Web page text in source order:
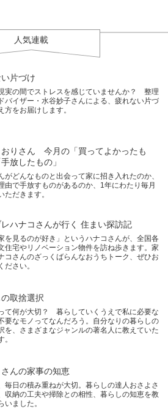
人気連載
片づけ
実の間でストレスを感じていませんか？ 整理
バイザー・水谷妙子さんによる、疲れない片づ
方をお届けします。
りさん 今月の「買ってよかったも
放したもの」
がどんなものと出会って家に招き入れたのか、
由で手放すものがあるのか、1年にわたり毎月
ただきます。
ハナコさんが行く 住まい探訪記
を見るのが好き」というハナコさんが、全国各
住宅やリノベーション物件を訪ね歩きます。家
コさんのざっくばらんなおうちトーク、ぜひお
ださい。
取捨選択
て何が大切？ 暮らしていくうえで私に必要な
要なモノってなんだろう。自分なりの暮らしの
を、さまざまなジャンルの著名人に教えていた
。
んの家事の知恵
毎日の積み重ねが大切。暮らしの達人おさよさ
収納の工夫や掃除との相性、暮らしの知恵を教
いました。